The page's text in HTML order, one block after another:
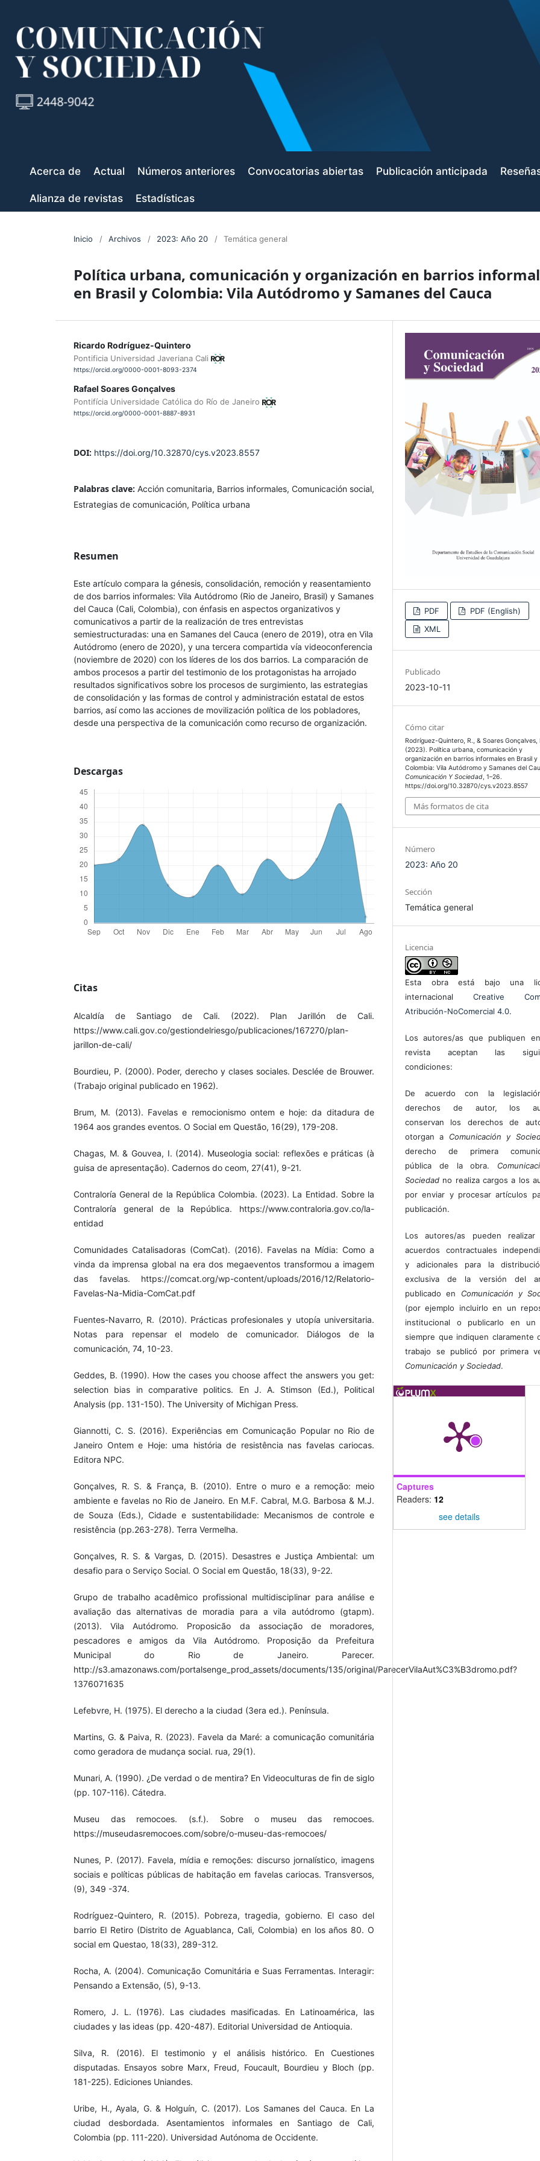
Acerca de Actual Números anteriores Convocatorias abiertas Publicación anticipada
Alianza de revistas Estadísticas
Inicio / Archivos / 2023: Año 20 / Temática general
Política urbana, comunicación y organización en barrios
en Brasil y Colombia: Vila Autódromo y Samanes del Cauca
Ricardo Rodríguez-Quintero
Pontificia Universidad Javeriana Cali
https://orcid.org/0000-0001-8093-2374
Rafael Soares Gonçalves
Pontifícia Universidade Católica do Río de Janeiro
https://orcid.org/0000-0001-8887-8931
DOI: https://doi.org/10.32870/cys.v2023.8557
Palabras clave: Acción comunitaria, Barrios informales, Comunicación social,
Estrategias de comunicación, Política urbana
Resumen
Este artículo compara la génesis, consolidación, remoción y reasentamiento
de dos barrios informales: Vila Autódromo (Rio de Janeiro, Brasil) y Samanes
del Cauca (Cali, Colombia), con énfasis en aspectos organizativos y
comunicativos a partir de la realización de tres entrevistas
semiestructuradas: una en Samanes del Cauca (enero de 2019), otra en Vila
Autódromo (enero de 2020), y una tercera compartida vía videoconferencia
(noviembre de 2020) con los líderes de los dos barrios. La comparación de
ambos procesos a partir del testimonio de los protagonistas ha arrojado
resultados significativos sobre los procesos de surgimiento, las estrategias
de consolidación y las formas de control y administración estatal de estos
barrios, así como las acciones de movilización política de los pobladores,
desde una perspectiva de la comunicación como recurso de organización.
Descargas
Citas
Alcaldía de Santiago de Cali. (2022). Plan Jarillón de Cali.
https://www.cali.gov.co/gestiondelriesgo/publicaciones/167270/plan-
jarillon-de-cali/
Bourdieu, P. (2000). Poder, derecho y clases sociales. Desclée de Brouwer.
(Trabajo original publicado en 1962).
Brum, M. (2013). Favelas e remocionismo ontem e hoje: da ditadura de
1964 aos grandes eventos. O Social em Questão, 16(29), 179-208.
Chagas, M. & Gouvea, I. (2014). Museologia social: reflexões e práticas (à
guisa de apresentação). Cadernos do ceom, 27(41), 9-21.
Contraloría General de la República Colombia. (2023). La Entidad. Sobre la
Contraloría general de la República. https://www.contraloria.gov.co/la-
entidad
Comunidades Catalisadoras (ComCat). (2016). Favelas na Mídia: Como a
vinda da imprensa global na era dos megaeventos transformou a imagem
das favelas. https://comcat.org/wp-content/uploads/2016/12/Relatorio-
Favelas-Na-Midia-ComCat.pdf
Fuentes-Navarro, R. (2010). Prácticas profesionales y utopía universitaria.
Notas para repensar el modelo de comunicador. Diálogos de la
comunicación, 74, 10-23.
Geddes, B. (1990). How the cases you choose affect the answers you get:
selection bias in comparative politics. En J. A. Stimson (Ed.), Political
Analysis (pp. 131-150). The University of Michigan Press.
Giannotti, C. S. (2016). Experiências em Comunicação Popular no Rio de
Janeiro Ontem e Hoje: uma história de resistência nas favelas cariocas.
Editora NPC.
Gonçalves, R. S. & França, B. (2010). Entre o muro e a remoção: meio
ambiente e favelas no Rio de Janeiro. En M.F. Cabral, M.G. Barbosa & M.J.
de Souza (Eds.), Cidade e sustentabilidade: Mecanismos de controle e
resistência (pp.263-278). Terra Vermelha.
Gonçalves, R. S. & Vargas, D. (2015). Desastres e Justiça Ambiental: um
desafio para o Serviço Social. O Social em Questão, 18(33), 9-22.
Grupo de trabalho acadêmico profissional multidisciplinar para análise e
avaliação das alternativas de moradia para a vila autódromo (gtapm).
(2013). Vila Autódromo. Proposicão da associação de moradores,
pescadores e amigos da Vila Autódromo. Proposição da Prefeitura
Municipal do Rio de Janeiro. Parecer.
http://s3.amazonaws.com/portalsenge_prod_assets/documents/135/original/ParecerVilaAut%C3%B3dromo.pdf?
1376071635
Lefebvre, H. (1975). El derecho a la ciudad (3era ed.). Península.
Martins, G. & Paiva, R. (2023). Favela da Maré: a comunicação comunitária
como geradora de mudança social. rua, 29(1).
Munari, A. (1990). ¿De verdad o de mentira? En Videoculturas de fin de siglo
(pp. 107-116). Cátedra.
Museu das remocoes. (s.f.). Sobre o museu das remocoes.
https://museudasremocoes.com/sobre/o-museu-das-remocoes/
Nunes, P. (2017). Favela, mídia e remoções: discurso jornalístico, imagens
sociais e políticas públicas de habitação em favelas cariocas. Transversos,
(9), 349 -374.
Rodríguez-Quintero, R. (2015). Pobreza, tragedia, gobierno. El caso del
barrio El Retiro (Distrito de Aguablanca, Cali, Colombia) en los años 80. O
social em Questao, 18(33), 289-312.
Rocha, A. (2004). Comunicação Comunitária e Suas Ferramentas. Interagir:
Pensando a Extensão, (5), 9-13.
Romero, J. L. (1976). Las ciudades masificadas. En Latinoamérica, las
ciudades y las ideas (pp. 420-487). Editorial Universidad de Antioquia.
Silva, R. (2016). El testimonio y el análisis histórico. En Cuestiones
disputadas. Ensayos sobre Marx, Freud, Foucault, Bourdieu y Bloch (pp.
181-225). Ediciones Uniandes.
Uribe, H., Ayala, G. & Holguín, C. (2017). Los Samanes del Cauca. En La
ciudad desbordada. Asentamientos informales en Santiago de Cali,
Colombia (pp. 111-220). Universidad Autónoma de Occidente.
PDF
PDF (English)
XML
Publicado
2023-10-11
Cómo citar
Rodríguez-Quintero, R., & Soares Gonçalves,
(2023). Política urbana, comunicación y
organización en barrios informales en Brasil y
Colombia: Vila Autódromo y Samanes del
Comunicación Y Sociedad, 1–26.
https://doi.org/10.32870/cys.v2023.8557
Más formatos de cita
Número
2023: Año 20
Sección
Temática general
Licencia
Esta obra está bajo una
internacional Creative
Atribución-NoComercial 4.0.
Los autores/as que publiquen
revista aceptan las
condiciones:
De acuerdo con la
derechos de autor, los
conservan los derechos de
otorgan a Comunicación y
derecho de primera
pública de la obra.
Sociedad no realiza cargos a los
por enviar y procesar artículos
publicación.
Los autores/as pueden realizar
acuerdos contractuales
y adicionales para la
exclusiva de la versión del
publicado en Comunicación y
(por ejemplo incluirlo en un
institucional o publicarlo en un
siempre que indiquen claramente
trabajo se publicó por primera
Comunicación y Sociedad.
Captures
Readers: 12
see details